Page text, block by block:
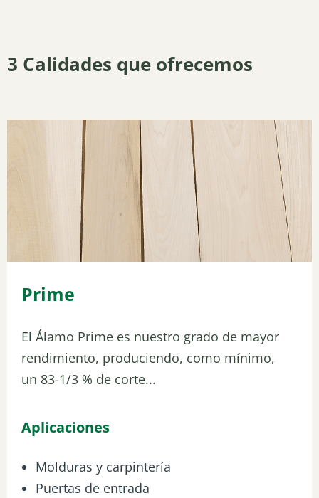
3 Calidades que ofrecemos
Prime
El Álamo Prime es nuestro grado de mayor
rendimiento, produciendo, como mínimo,
un 83-1/3 % de corte...
Aplicaciones
Molduras y carpintería
Puertas de entrada